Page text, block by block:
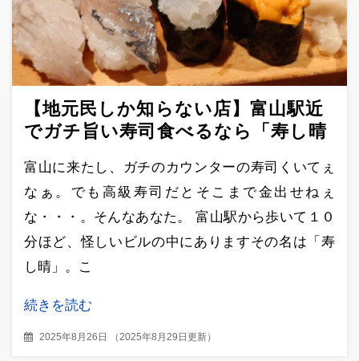
【地元民しか知らない店】富山駅近
でガチ旨い寿司食べるなら「寿し晴
OK】
富山に来たし、ガチのカウンターの寿司くいてぇ
なぁ。でも高級寿司だとそこまで金出せねぇ
な・・・。そんなあなた。 富山駅から歩いて１０
分ほど、怪しいビルの中にありますその名は「寿
し晴」。こ
続きを読む
2025年8月26日 （2025年8月29日更新）